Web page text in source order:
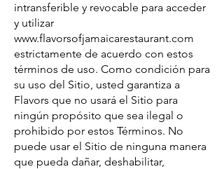
intransferible y revocable para acceder
y utilizar
www.flavorsofjamaicarestaurant.com
estrictamente de acuerdo con estos
términos de uso. Como condición para
su uso del Sitio, usted garantiza a
Flavors que no usará el Sitio para
ningún propósito que sea ilegal o
prohibido por estos Términos. No
puede usar el Sitio de ninguna manera
que pueda dañar, deshabilitar,